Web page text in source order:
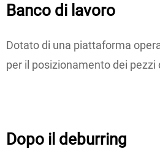
Banco di lavoro
Dotato di una piattaforma
per il posizionamento dei pezzi
Dopo il deburring